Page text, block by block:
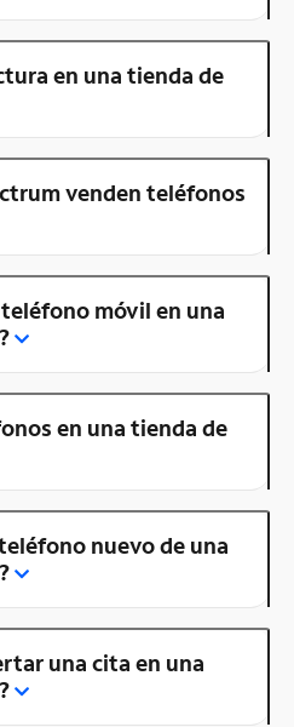
en una tienda de
venden teléfonos
móvil en una
en una tienda de
nuevo de una
una cita en una